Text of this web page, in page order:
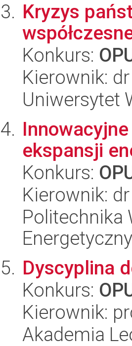
Kryzys
Konkurs:
Kierownik:
Uniwersytet
ekspansji
Konkurs:
Kierownik:
Politechnika
Energetyczny
Dyscyplina
Konkurs:
Kierownik:
Akademia